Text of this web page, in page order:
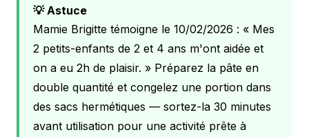
💡 Astuce
Mamie Brigitte témoigne le 10/02/2026 : « Mes
2 petits-enfants de 2 et 4 ans m'ont aidée et
on a eu 2h de plaisir. » Préparez la pâte en
double quantité et congelez une portion dans
des sacs hermétiques — sortez-la 30 minutes
avant utilisation pour une activité prête à